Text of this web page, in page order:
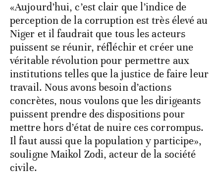
«Aujourd’hui, c’est clair que l’indice de
perception de la corruption est très élevé au
Niger et il faudrait que tous les acteurs
puissent se réunir, réfléchir et créer une
véritable révolution pour permettre aux
institutions telles que la justice de faire leur
travail. Nous avons besoin d’actions
concrètes, nous voulons que les dirigeants
puissent prendre des dispositions pour
mettre hors d’état de nuire ces corrompus.
Il faut aussi que la population y participe»,
souligne Maikol Zodi, acteur de la société
civile.